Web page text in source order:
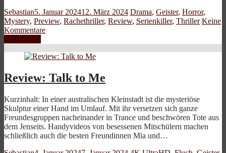
Sebastian5. Januar 202412. März 2024 Drama, Geister, Horror,
Mystery, Preview, Rachethriller, Review, Serienkiller, Thriller Keine
Kommentare
Review: Talk to Me
Kurzinhalt: In einer australischen Kleinstadt ist die mysteriöse
Skulptur einer Hand im Umlauf. Mit ihr versetzen sich ganze
Freundesgruppen nacheinander in Trance und beschwören Tote aus
dem Jenseits. Handyvideos von besessenen Mitschülern machen
schließlich auch die besten Freundinnen Mia und…